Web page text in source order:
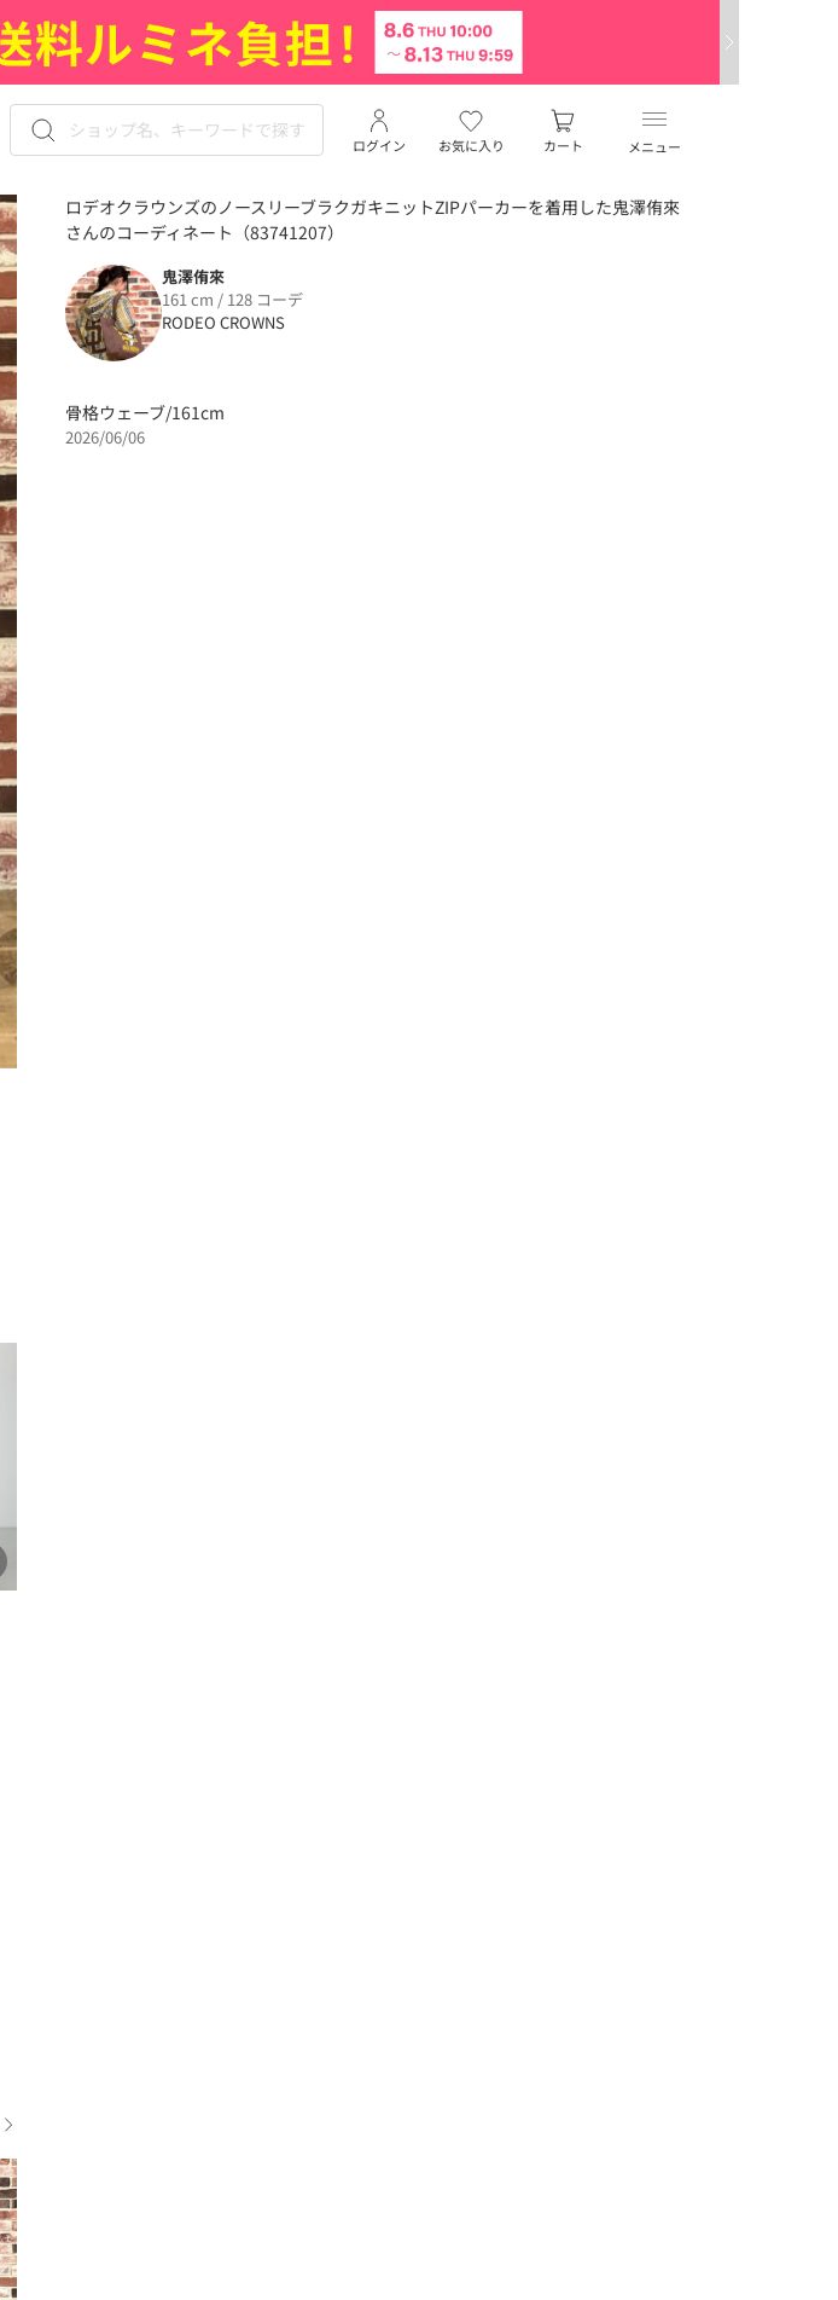
メニュー
お気に入り
ログイン カート
ロデオクラウンズのノースリーブラクガキニットZIPパーカーを着用した鬼澤侑來
さんのコーディネート（83741207）
鬼澤侑來
161 cm / 128 コーデ
RODEO CROWNS
骨格ウェーブ/161cm
2026/06/06